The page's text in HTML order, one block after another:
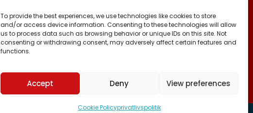
To provide the best experiences, we use technologies like cookies to store
and/or access device information. Consenting to these technologies will allow
us to process data such as browsing behavior or unique IDs on this site. Not
consenting or withdrawing consent, may adversely affect certain features and
functions.
Accept Deny View preferences
Cookie Policyprivatlivspolitik
25027388
KONTO NR:
FACEBOOK
INSTAGRAM
TIKTOK